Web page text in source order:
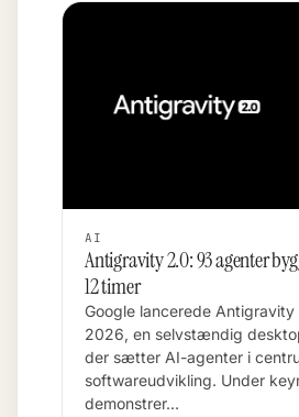
AI
Antigravity 2.0: 93 agenter
12 timer
Google lancerede
2026, en selvstændig
der sætter AI-agenter i
softwareudvikling. Under
demonstrer…